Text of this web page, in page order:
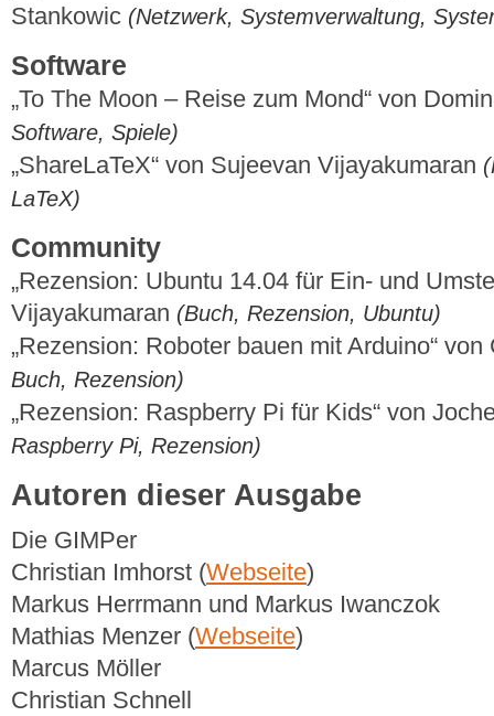
Stankowic (Netzwerk, Systemverwaltung,
Software
„To The Moon – Reise zum Mond“ von
Software, Spiele)
„ShareLaTeX“ von Sujeevan Vijayakumaran
LaTeX)
Community
„Rezension: Ubuntu 14.04 für Ein- und
Vijayakumaran (Buch, Rezension, Ubuntu)
„Rezension: Roboter bauen mit Arduino“
Buch, Rezension)
„Rezension: Raspberry Pi für Kids“ von
Raspberry Pi, Rezension)
Autoren dieser Ausgabe
Die GIMPer
Christian Imhorst (Webseite)
Markus Herrmann und Markus Iwanczok
Mathias Menzer (Webseite)
Marcus Möller
Christian Schnell